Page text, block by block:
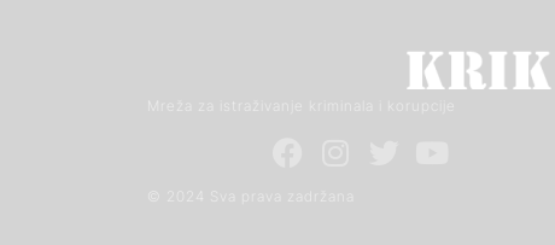
Mreža za istraživanje kriminala i korupcije
© 2024 Sva prava zadržana